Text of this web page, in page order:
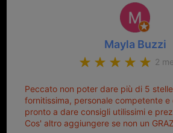
Mayla Buzzi
2
Peccato non poter dare più di 5
fornitissima, personale competente
pronto a dare consigli utilissimi e
Cos' altro aggiungere se non un